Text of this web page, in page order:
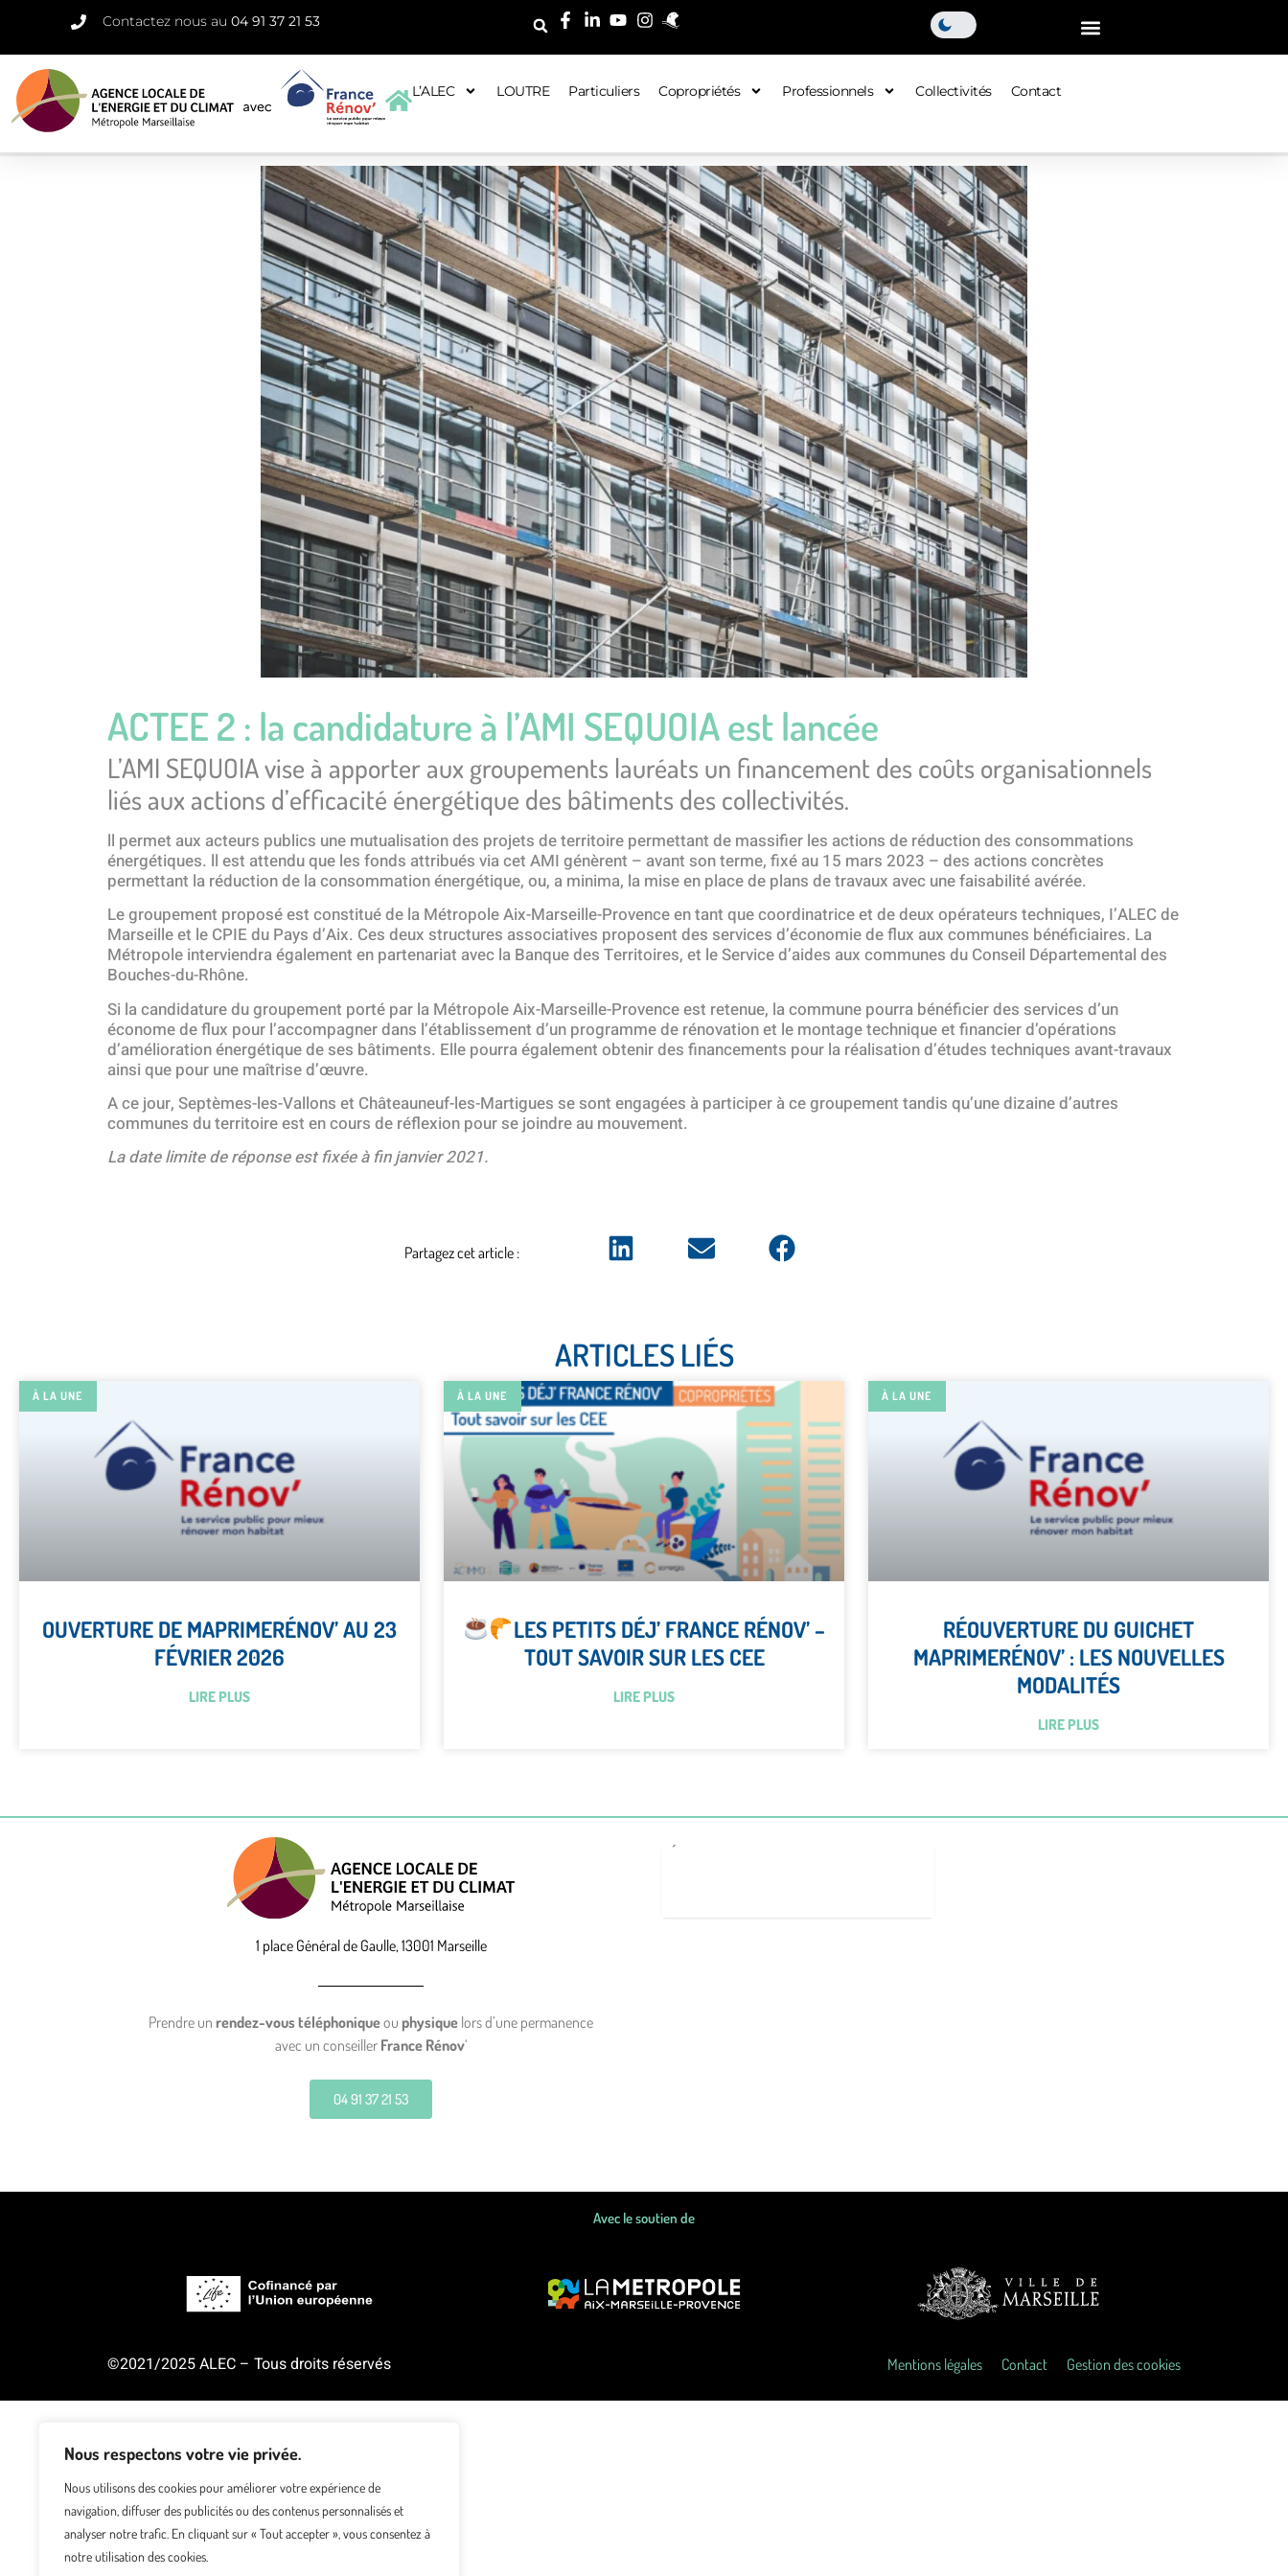
Nous respectons votre vie privée.
Nous utilisons des cookies pour améliorer votre expérience de
navigation, diffuser des publicités ou des contenus personnalisés et
analyser notre trafic. En cliquant sur « Tout accepter », vous consentez à
notre utilisation des cookies.
Contactez nous au 04 91 37 21 53
L’ALEC LOUTRE Particuliers Copropriétés Professionnels Collectivités Contact
ACTEE 2 : la candidature à l’AMI SEQUOIA est lancée
L’AMI SEQUOIA vise à apporter aux groupements lauréats un financement des coûts organisationnels
liés aux actions d’efficacité énergétique des bâtiments des collectivités.
ll permet aux acteurs publics une mutualisation des projets de territoire permettant de massifier les actions de réduction des consommations
énergétiques. ll est attendu que les fonds attribués via cet AMI génèrent – avant son terme, fixé au 15 mars 2023 – des actions concrètes
permettant la réduction de la consommation énergétique, ou, a minima, la mise en place de plans de travaux avec une faisabilité avérée.
Le groupement proposé est constitué de la Métropole Aix-Marseille-Provence en tant que coordinatrice et de deux opérateurs techniques, I’ALEC de
Marseille et le CPIE du Pays d’Aix. Ces deux structures associatives proposent des services d’économie de flux aux communes bénéficiaires. La
Métropole interviendra également en partenariat avec la Banque des Territoires, et le Service d’aides aux communes du Conseil Départemental des
Bouches-du-Rhône.
Si la candidature du groupement porté par la Métropole Aix-Marseille-Provence est retenue, la commune pourra bénéficier des services d’un
économe de flux pour l’accompagner dans l’établissement d’un programme de rénovation et le montage technique et financier d’opérations
d’amélioration énergétique de ses bâtiments. Elle pourra également obtenir des financements pour la réalisation d’études techniques avant-travaux
ainsi que pour une maîtrise d’œuvre.
A ce jour, Septèmes-les-Vallons et Châteauneuf-les-Martigues se sont engagées à participer à ce groupement tandis qu’une dizaine d’autres
communes du territoire est en cours de réflexion pour se joindre au mouvement.
La date limite de réponse est fixée à fin janvier 2021.
Partagez cet article :
ARTICLES LIÉS
À LA UNE
OUVERTURE DE MAPRIMERÉNOV’ AU 23
FÉVRIER 2026
LIRE PLUS
À LA UNE
LES PETITS DÉJ’ FRANCE RÉNOV’ –
TOUT SAVOIR SUR LES CEE
LIRE PLUS
À LA UNE
RÉOUVERTURE DU GUICHET
MAPRIMERÉNOV’ : LES NOUVELLES
MODALITÉS
LIRE PLUS
1 place Général de Gaulle, 13001 Marseille
Prendre un rendez-vous téléphoniqueou physique lors d’une permanence
avec un conseiller France Rénov‘
04 91 37 21 53
Avec le soutien de
©2021/2025 ALEC – Tous droits réservés Mentions légales Contact Gestion des cookies